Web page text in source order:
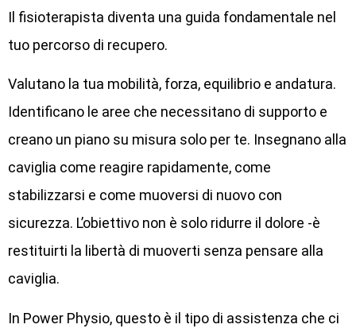
Il fisioterapista diventa una guida fondamentale nel
tuo percorso di recupero.
Valutano la tua mobilità, forza, equilibrio e andatura.
Identificano le aree che necessitano di supporto e
creano un piano su misura solo per te. Insegnano alla
caviglia come reagire rapidamente, come
stabilizzarsi e come muoversi di nuovo con
sicurezza. L’obiettivo non è solo ridurre il dolore -è
restituirti la libertà di muoverti senza pensare alla
caviglia.
In Power Physio, questo è il tipo di assistenza che ci